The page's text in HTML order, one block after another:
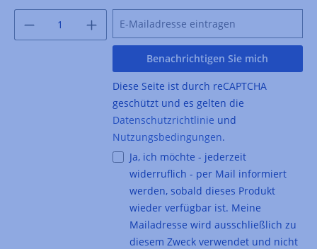
Benachrichtigen Sie mich
Diese Seite ist durch reCAPTCHA
geschützt und es gelten die
Datenschutzrichtlinie und
Nutzungsbedingungen.
Ja, ich möchte - jederzeit
widerruflich - per Mail informiert
werden, sobald dieses Produkt
wieder verfügbar ist. Meine
Mailadresse wird ausschließlich zu
diesem Zweck verwendet und nicht